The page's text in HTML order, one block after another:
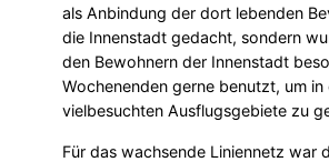
als Anbindung der dort lebenden
die Innenstadt gedacht, sondern
den Bewohnern der Innenstadt
Wochenenden gerne benutzt, um in
vielbesuchten Ausflugsgebiete zu
Für das wachsende Liniennetz war